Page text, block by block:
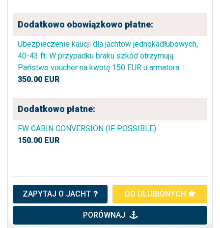
Dodatkowo obowiązkowo płatne:
Ubezpieczenie kaucji dla jachtów jednokadłubowych,
40-43 ft. W przypadku braku szkód otrzymują
Państwo voucher na kwotę 150 EUR u armatora. :
350.00 EUR
Dodatkowo płatne:
FW CABIN CONVERSION (IF POSSIBLE) :
150.00 EUR
ZAPYTAJ O JACHT DO ULUBIONYCH
PORÓWNAJ